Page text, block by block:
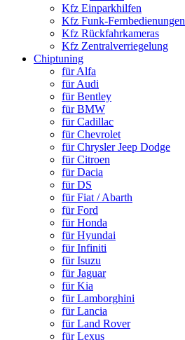
Kfz Einparkhilfen
Kfz Funk-Fernbedienungen
Kfz Rückfahrkameras
Kfz Zentralverriegelung
Chiptuning
für Alfa
für Audi
für Bentley
für BMW
für Cadillac
für Chevrolet
für Chrysler Jeep Dodge
für Citroen
für Dacia
für DS
für Fiat / Abarth
für Ford
für Honda
für Hyundai
für Infiniti
für Isuzu
für Jaguar
für Kia
für Lamborghini
für Lancia
für Land Rover
für Lexus